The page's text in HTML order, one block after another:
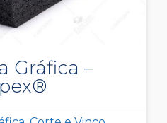
Gráfica –